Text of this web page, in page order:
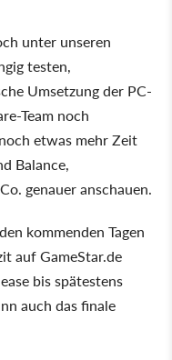
unter unseren
testen,
Umsetzung der PC-
Team noch
etwas mehr Zeit
Balance,
genauer anschauen.
kommenden Tagen
auf GameStar.de
bis spätestens
auch das finale